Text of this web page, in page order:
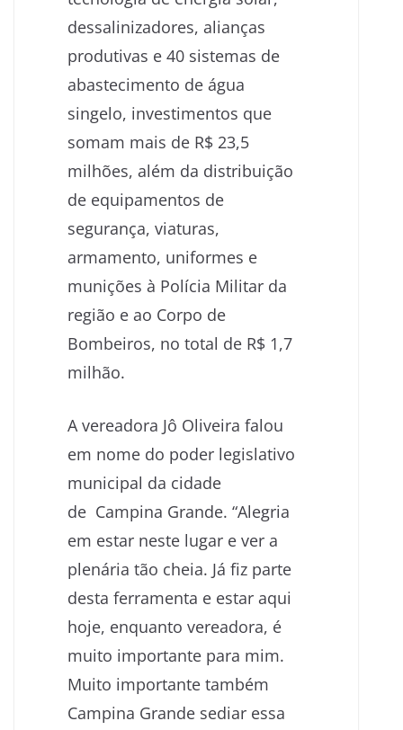
dessalinizadores, alianças
produtivas e 40 sistemas de
abastecimento de água
singelo, investimentos que
somam mais de R$ 23,5
milhões, além da distribuição
de equipamentos de
segurança, viaturas,
armamento, uniformes e
munições à Polícia Militar da
região e ao Corpo de
Bombeiros, no total de R$ 1,7
milhão.
A vereadora Jô Oliveira falou
em nome do poder legislativo
municipal da cidade
de Campina Grande. “Alegria
em estar neste lugar e ver a
plenária tão cheia. Já fiz parte
desta ferramenta e estar aqui
hoje, enquanto vereadora, é
muito importante para mim.
Muito importante também
Campina Grande sediar essa